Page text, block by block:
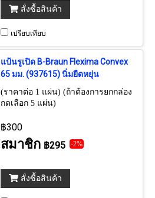
สั่งซื้อสินค้า
เปรียบเทียบ
แป้นรูเปิด B-Braun Flexima Convex
65 มม. (937615) นิ่มยืดหยุ่น
(ราคาต่อ 1 แผ่น) (ถ้าต้องการยกกล่อง
กดเลือก 5 แผ่น)
฿300
สมาชิก ฿295 -2%
สั่งซื้อสินค้า